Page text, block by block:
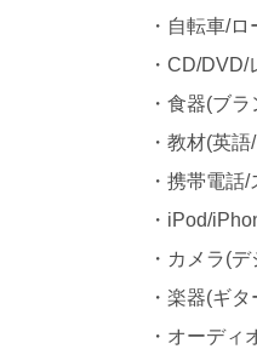
・自転車/
・CD/
・食器(ブ
・教材(英
・携帯電話
・iPod/
・カメラ(
・楽器(ギ
・オーディ